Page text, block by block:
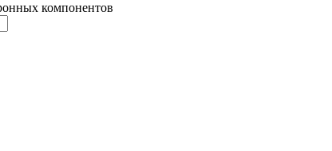
компонентов